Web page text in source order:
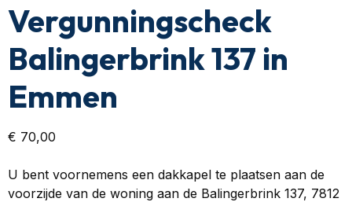
Vergunningscheck
Balingerbrink 137 in
Emmen
€ 70,00
U bent voornemens een dakkapel te plaatsen aan de
voorzijde van de woning aan de Balingerbrink 137, 7812